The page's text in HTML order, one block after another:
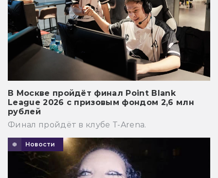
В Москве пройдёт финал Point Blank
League 2026 с призовым фондом 2,6 млн
рублей
Финал пройдёт в клубе T-Arena.
Новости